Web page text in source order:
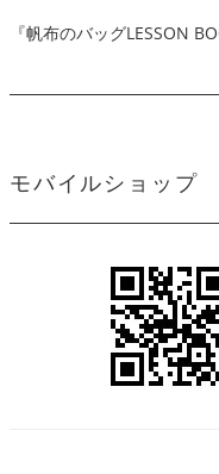
『帆布のバッグLESSON
モバイルショップ